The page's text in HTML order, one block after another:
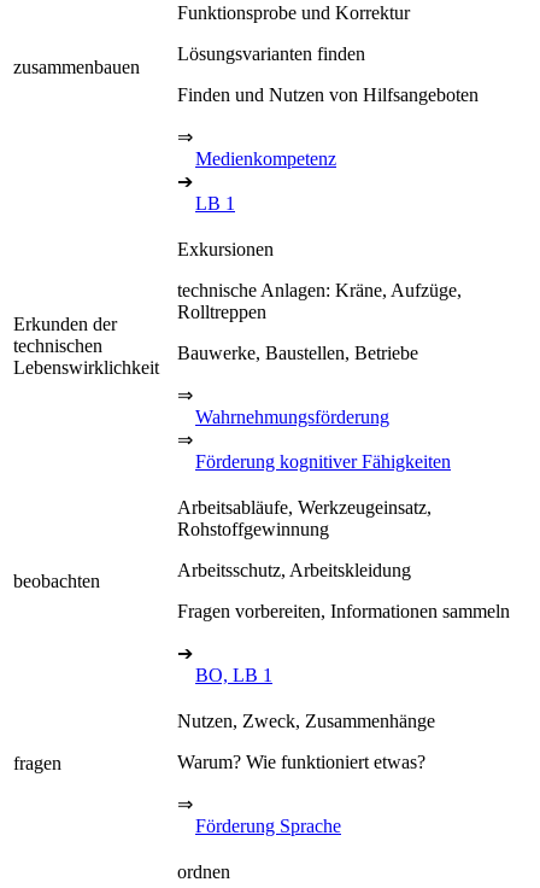
zusammenbauen
Funktionsprobe und Korrektur
Lösungsvarianten finden
Finden und Nutzen von Hilfsangeboten
⇒
Medienkompetenz
➔
LB 1
Erkunden der
technischen
Lebenswirklichkeit
Exkursionen
technische Anlagen: Kräne, Aufzüge,
Rolltreppen
Bauwerke, Baustellen, Betriebe
⇒
Wahrnehmungsförderung
⇒
Förderung kognitiver Fähigkeiten
beobachten
Arbeitsabläufe, Werkzeugeinsatz,
Rohstoffgewinnung
Arbeitsschutz, Arbeitskleidung
Fragen vorbereiten, Informationen sammeln
➔
BO, LB 1
fragen
Nutzen, Zweck, Zusammenhänge
Warum? Wie funktioniert etwas?
⇒
Förderung Sprache
ordnen